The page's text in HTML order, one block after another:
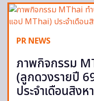
PR NEWS
ภาพกิจกรรม
(ลูกดวงรายปี
ประจำเดือนสิง